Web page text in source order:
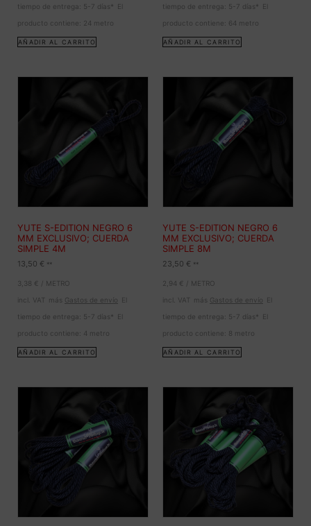
tiempo de entrega: 5-7 días*
El
producto contiene: 24 metro
AÑADIR AL CARRITO
tiempo de entrega: 5-7 días*
El
producto contiene: 64 metro
AÑADIR AL CARRITO
YUTE S-EDITION NEGRO 6
MM EXCLUSIVO; CUERDA
SIMPLE 4M
13,50 € **
3,38 €
METRO
incl. VAT
más Gastos de envío El
tiempo de entrega: 5-7 días*
El
producto contiene: 4 metro
AÑADIR AL CARRITO
YUTE S-EDITION NEGRO 6
MM EXCLUSIVO; CUERDA
SIMPLE 8M
23,50 € **
2,94 €
METRO
incl. VAT
más Gastos de envío El
tiempo de entrega: 5-7 días*
El
producto contiene: 8 metro
AÑADIR AL CARRITO